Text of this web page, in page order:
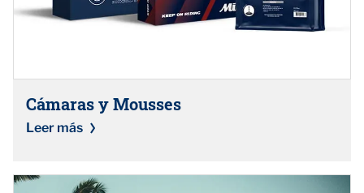
Cámaras y Mousses
Leer más